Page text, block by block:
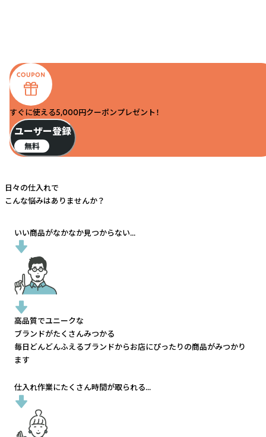
すぐに使える5,000円クーポンプレゼント！
ユーザー登録
無料
日々の仕入れで
こんな悩みはありませんか？
いい商品がなかなか見つからない...
高品質でユニークな
ブランドがたくさんみつかる
毎日どんどんふえるブランドからお店にぴったりの商品がみつかり
ます
仕入れ作業にたくさん時間が取られる...